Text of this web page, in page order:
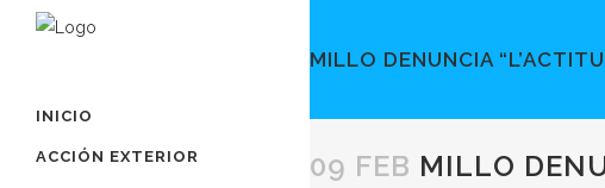
INICIO
ACCIÓN EXTERIOR
MILLO DENUNCIA
09 FEB MILLO